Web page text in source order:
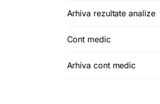
Arhiva rezultate analize
Cont medic
Arhiva cont medic